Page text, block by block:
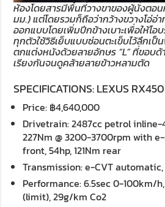
ห้องโดยสารมีพื้นที่วางขาของผู้นั่งตอ
มม.) แต่โดยรวมก็ถือว่ากว้างขวางโอ่อ่
ออกแบบโดยเพิ่มปีกข้างเบาะเพื่อให้โอ
ทุกตัวใช้วิธีเย็บแบบซ่อนตะเข็บไว้ลึกเ
ตกแต่งหนังด้วยลายอักษร “L” ที่ขอบด้
เรียงกันจนดูคล้ายลายข้าวหลามตัด
SPECIFICATIONS: LEXUS
Price: ฿4,640,000
Drivetrain: 2487cc petrol inline-
227Nm @ 3200-3700rpm with
front, 54hp, 121Nm rear
Transmission: e-CVT
Performance: 6.5sec 0-100km/
(limit), 29g/km Co2